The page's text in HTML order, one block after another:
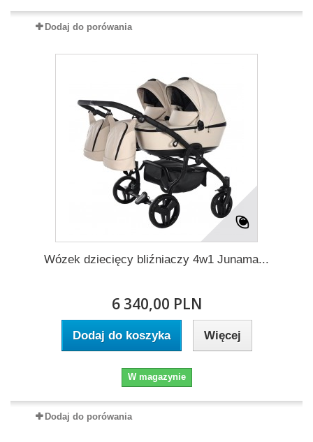
Dodaj do porówania
Wózek dziecięcy bliźniaczy 4w1 Junama...
6 340,00 PLN
Dodaj do koszyka Więcej
W magazynie
Dodaj do porówania